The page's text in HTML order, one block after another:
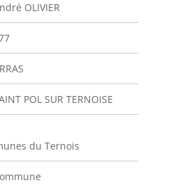
OLIVIER
POL SUR TERNOISE
du Ternois